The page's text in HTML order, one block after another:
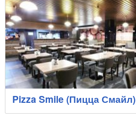
Pizza Smile (Пицца Смайл)